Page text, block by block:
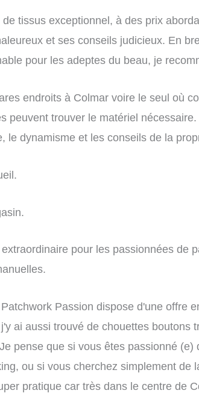
tissus exceptionnel, à des prix
et ses conseils judicieux. En
pour les adeptes du beau, je
endroits à Colmar voire le seul où
peuvent trouver le matériel
le dynamisme et les conseils de la
pour les passionnées de
Passion dispose d'une offre
ai aussi trouvé de chouettes boutons
pense que si vous êtes passionné (e)
ou si vous cherchez simplement de
pratique car très dans le centre de